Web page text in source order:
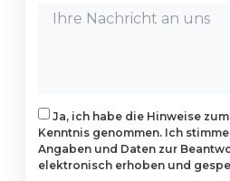
Ja, ich habe die Hinweise
Kenntnis genommen. Ich
Angaben und Daten zur
elektronisch erhoben und